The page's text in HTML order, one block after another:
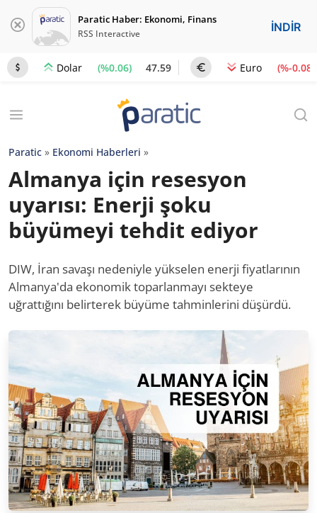
Paratic Haber: Ekonomi, Finans
RSS Interactive İNDİR
Dolar (%0.06) 47.59 Euro (%-0.08)
Paratic » Ekonomi Haberleri »
Almanya için resesyon
uyarısı: Enerji şoku
büyümeyi tehdit ediyor
DIW, İran savaşı nedeniyle yükselen enerji fiyatlarının
Almanya'da ekonomik toparlanmayı sekteye
uğrattığını belirterek büyüme tahminlerini düşürdü.